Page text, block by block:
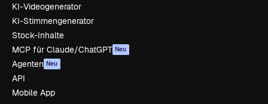
KI-Videogenerator
KI-Stimmengenerator
Stock-Inhalte
MCP für Claude/ChatGPT Neu
Agenten Neu
API
Mobile App